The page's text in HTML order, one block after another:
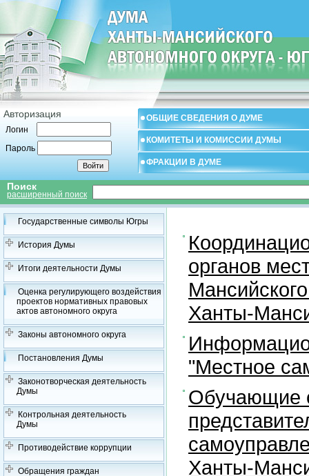
Авторизация
Логин
Пароль
ОБЩИЕ СВЕДЕНИЯ О ДУМЕ
КОМИТЕТЫ И КОМИССИИ ДУМЫ
ФРАКЦИИ В ДУМЕ
Поиск
расширенный поиск
Государственные символы Югры
История Думы
Итоги деятельности Думы
Оценка регулирующего воздействия
проектов нормативных правовых
актов автономного округа
Законы автономного округа
Постановления Думы
Законотворческая деятельность
Думы
Контрольная деятельность
Думы
Противодействие коррупции
Обращения граждан
органов
Ханты-
"Местное
Обучающие
Ханты-